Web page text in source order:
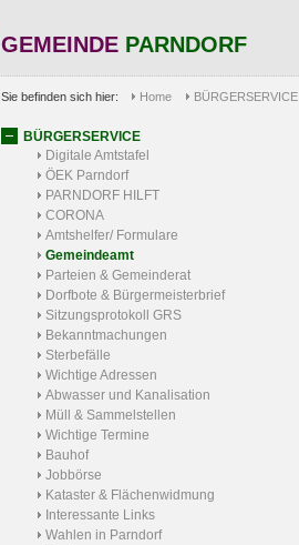
GEMEINDE PARNDORF
Sie befinden sich hier: Home BÜRGERSERVICE
BÜRGERSERVICE
Digitale Amtstafel
ÖEK Parndorf
PARNDORF HILFT
CORONA
Amtshelfer/ Formulare
Gemeindeamt
Parteien & Gemeinderat
Dorfbote & Bürgermeisterbrief
Sitzungsprotokoll GRS
Bekanntmachungen
Sterbefälle
Wichtige Adressen
Abwasser und Kanalisation
Müll & Sammelstellen
Wichtige Termine
Bauhof
Jobbörse
Kataster & Flächenwidmung
Interessante Links
Wahlen in Parndorf